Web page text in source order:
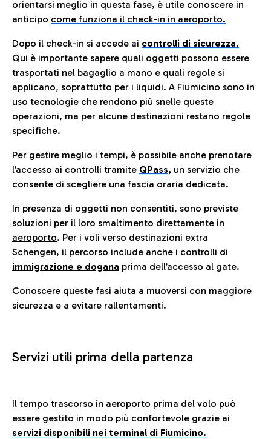
orientarsi meglio in questa fase, è utile conoscere in
anticipo come funziona il check-in in aeroporto.
Dopo il check-in si accede ai controlli di sicurezza.
Qui è importante sapere quali oggetti possono essere
trasportati nel bagaglio a mano e quali regole si
applicano, soprattutto per i liquidi. A Fiumicino sono in
uso tecnologie che rendono più snelle queste
operazioni, ma per alcune destinazioni restano regole
specifiche.
Per gestire meglio i tempi, è possibile anche prenotare
l’accesso ai controlli tramite QPass, un servizio che
consente di scegliere una fascia oraria dedicata.
In presenza di oggetti non consentiti, sono previste
soluzioni per il loro smaltimento direttamente in
aeroporto. Per i voli verso destinazioni extra
Schengen, il percorso include anche i controlli di
immigrazione e dogana prima dell’accesso al gate.
Conoscere queste fasi aiuta a muoversi con maggiore
sicurezza e a evitare rallentamenti.
Servizi utili prima della partenza
Il tempo trascorso in aeroporto prima del volo può
essere gestito in modo più confortevole grazie ai
servizi disponibili nei terminal di Fiumicino.